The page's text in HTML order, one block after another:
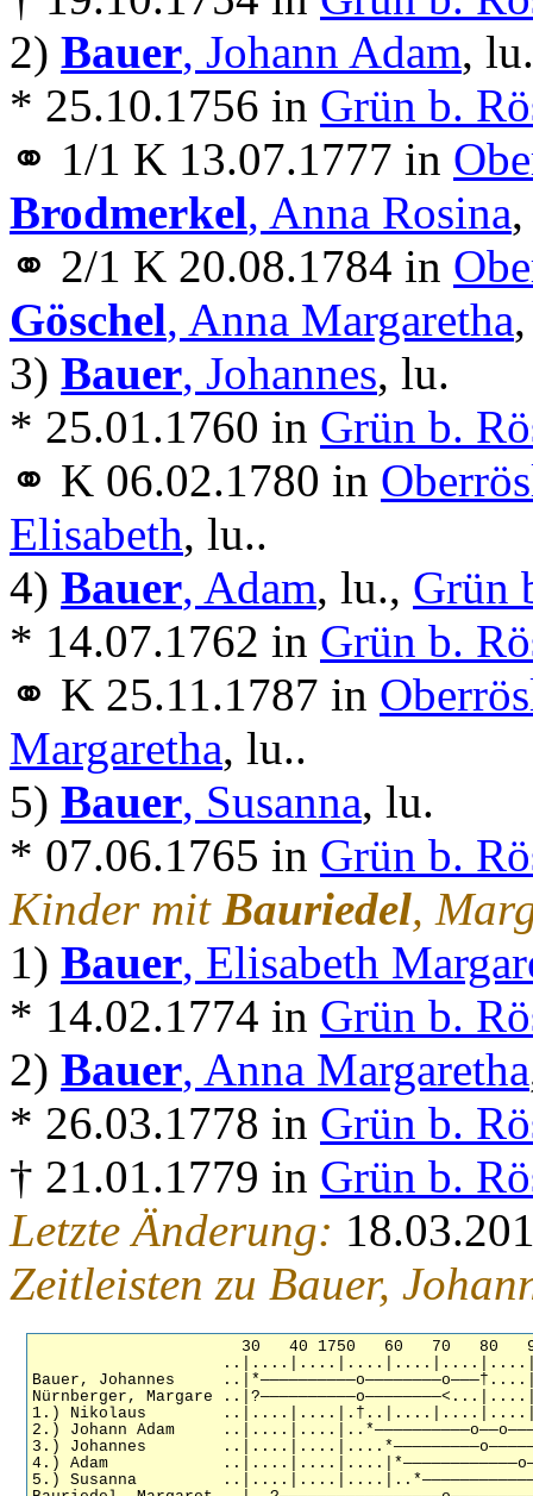
2) Bauer, Johann Adam, lu.
* 25.10.1756 in Grün b.
⚭ 1/1 K 13.07.1777 in
Brodmerkel, Anna Rosina
⚭ 2/1 K 20.08.1784 in
Göschel, Anna Margaretha
3) Bauer, Johannes, lu.
* 25.01.1760 in Grün b.
⚭ K 06.02.1780 in
Elisabeth, lu..
4) Bauer, Adam, lu., Grün
* 14.07.1762 in Grün b.
⚭ K 25.11.1787 in
Margaretha, lu..
5) Bauer, Susanna, lu.
* 07.06.1765 in Grün b.
Kinder mit Bauriedel,
1) Bauer, Elisabeth
* 14.02.1774 in Grün b.
2) Bauer, Anna Margaretha
* 26.03.1778 in Grün b.
† 21.01.1779 in Grün b.
Letzte Änderung:
Zeitleisten zu Bauer,